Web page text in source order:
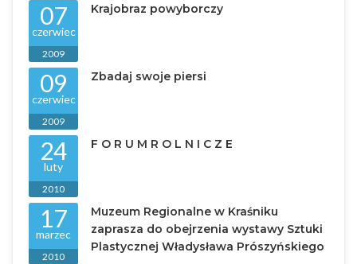
07
czerwiec
2009
Krajobraz powyborczy
09
czerwiec
2009
Zbadaj swoje piersi
24
luty
2010
F O R U M R O L N I C Z E
17
marzec
2010
Muzeum Regionalne w Kraśniku
zaprasza do obejrzenia wystawy Sztuki
Plastycznej Władysława Prószyńskiego